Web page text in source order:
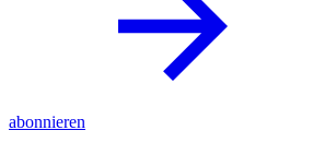
abonnieren